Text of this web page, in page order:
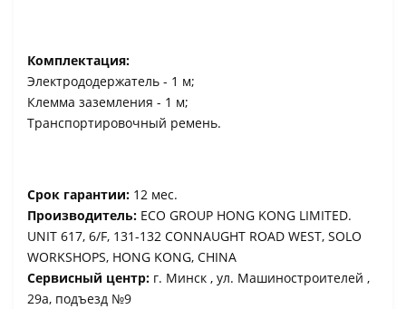
Комплектация:
Электрододержатель - 1 м;
Клемма заземления - 1 м;
Транспортировочный ремень.
Срок гарантии: 12 мес.
Производитель: ECO GROUP HONG KONG LIMITED.
UNIT 617, 6/F, 131-132 CONNAUGHT ROAD WEST, SOLO
WORKSHOPS, HONG KONG, CHINA
Сервисный центр: г. Минск , ул. Машиностроителей ,
29a, подъезд №9